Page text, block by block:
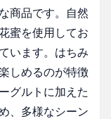
商品です。自然
蜜を使用してお
います。はちみ
しめるのが特徴
グルトに加えた
、多様なシーン